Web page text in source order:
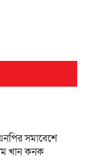
সমাবেশে
খান কনক